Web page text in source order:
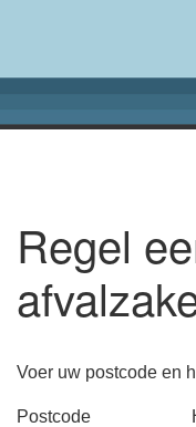
Regel
Voer uw postcode en
Postcode